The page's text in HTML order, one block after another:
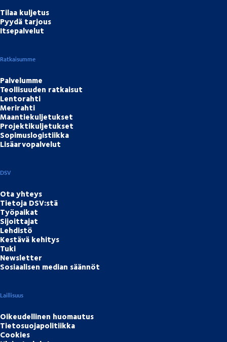
Tilaa kuljetus
Pyydä tarjous
Itsepalvelut
Ratkaisumme
Palvelumme
Teollisuuden ratkaisut
Lentorahti
Merirahti
Maantiekuljetukset
Projektikuljetukset
Sopimuslogistiikka
Lisäarvopalvelut
DSV
Ota yhteys
Tietoja DSV:stä
Työpaikat
Sijoittajat
Lehdistö
Kestävä kehitys
Tuki
Newsletter
Sosiaalisen median säännöt
Laillisuus
Oikeudellinen huomautus
Tietosuojapolitiikka
Cookies